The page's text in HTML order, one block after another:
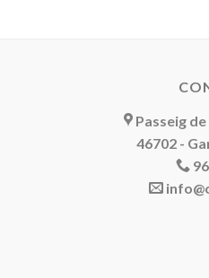
Passeig
46702 -